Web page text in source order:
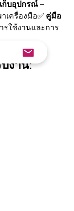
เก็บอุปกรณ์ –
เครื่องมือ✅ คู่มือ
รใช้งานและการ
งาน: